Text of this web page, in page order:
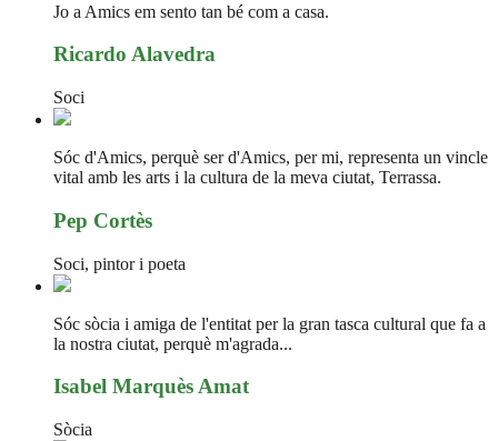
Jo a Amics em sento tan bé com a casa.
Ricardo Alavedra
Soci
Sóc d'Amics, perquè ser d'Amics, per mi, representa un vincle
vital amb les arts i la cultura de la meva ciutat, Terrassa.
Pep Cortès
Soci, pintor i poeta
Sóc sòcia i amiga de l'entitat per la gran tasca cultural que fa a
la nostra ciutat, perquè m'agrada...
Isabel Marquès Amat
Sòcia